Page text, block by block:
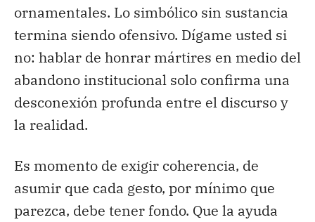
ornamentales. Lo simbólico sin sustancia
termina siendo ofensivo. Dígame usted si
no: hablar de honrar mártires en medio del
abandono institucional solo confirma una
desconexión profunda entre el discurso y
la realidad.
Es momento de exigir coherencia, de
asumir que cada gesto, por mínimo que
parezca, debe tener fondo. Que la ayuda